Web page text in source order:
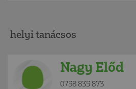
helyi tanácsos
Nagy Előd
0758 835 873